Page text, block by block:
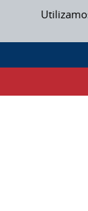
Saltar al contenido